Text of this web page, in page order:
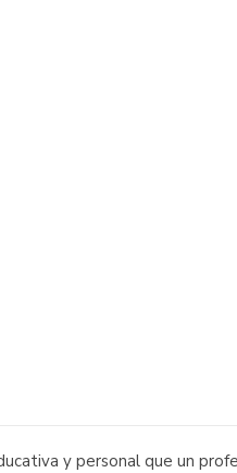
y personal que un